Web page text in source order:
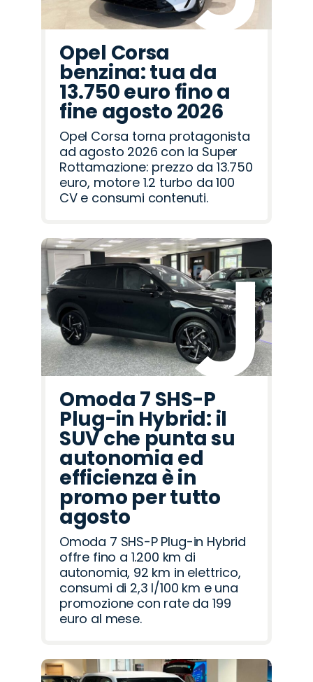
Opel Corsa
benzina: tua da
13.750 euro fino a
fine agosto 2026
Opel Corsa torna protagonista
ad agosto 2026 con la Super
Rottamazione: prezzo da 13.750
euro, motore 1.2 turbo da 100
CV e consumi contenuti.
Omoda 7 SHS-P
Plug-in Hybrid: il
SUV che punta su
autonomia ed
efficienza è in
promo per tutto
agosto
Omoda 7 SHS-P Plug-in Hybrid
offre fino a 1.200 km di
autonomia, 92 km in elettrico,
consumi di 2,3 l/100 km e una
promozione con rate da 199
euro al mese.